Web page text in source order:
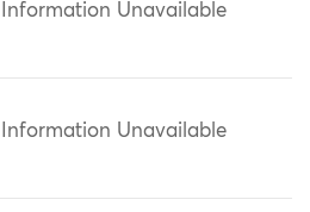
Information Unavailable
Information Unavailable